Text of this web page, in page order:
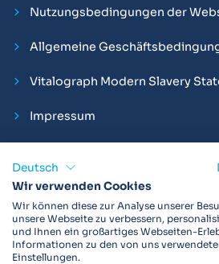
Nutzungsbedingungen der
Allgemeine
Vitalograph Modern Slavery
Impressum
Vitalograph ist ein internationaler
EKGs und Bakterien-Viren-Filtern zur
Lungenfunktionsdiagnostik. Darüber
als Technologie- und Service-Provider
Deutsch
Wir verwenden Cookies
Wir können diese zur Analyse unserer
unsere Webseite zu verbessern,
und Ihnen ein großartiges Webseiten-
Informationen zu den von uns
Einstellungen.